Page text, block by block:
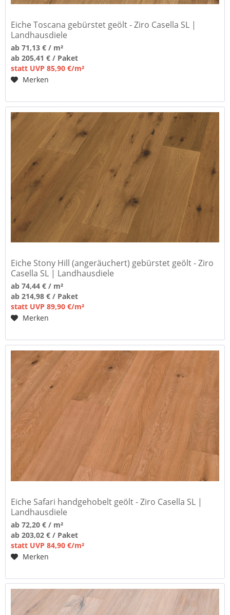
Eiche Toscana gebürstet geölt - Ziro Casella SL |
Landhausdiele
ab 71,13 € / m²
ab 205,41 € / Paket
statt UVP 85,90 €/m²
Merken
Eiche Stony Hill (angeräuchert) gebürstet geölt - Ziro
Casella SL | Landhausdiele
ab 74,44 € / m²
ab 214,98 € / Paket
statt UVP 89,90 €/m²
Merken
Eiche Safari handgehobelt geölt - Ziro Casella SL |
Landhausdiele
ab 72,20 € / m²
ab 203,02 € / Paket
statt UVP 84,90 €/m²
Merken